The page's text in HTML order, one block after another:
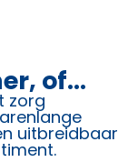
of...
zorg
uitbreidbaar